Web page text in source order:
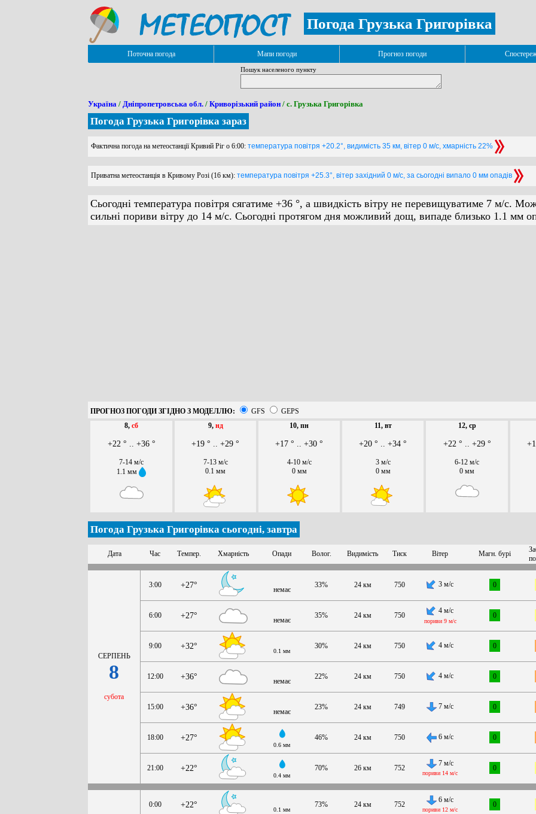
Погода Грузька Григорівка
Поточна погода Мапи погоди Прогноз погоди
Пошук населеного пункту
Україна / Дніпропетровська обл. / Криворізький район / с. Грузька Григорівка
Погода Грузька Григорівка зараз
Фактична погода на метеостанції Кривий Ріг о 6:00: температура повітря +20.2°, видимість 35 км, вітер 0 м/с, хмарність 22%
Приватна метеостанція в Кривому Розі (16 км): температура повітря +25.3°, вітер західний 0 м/с, за сьогодні випало 0 мм опадів
Сьогодні температура повітря сягатиме +36 °, а швидкість вітру не перевищуватиме 7 м/с.
сильні пориви вітру до 14 м/с. Сьогодні протягом дня можливий дощ, випаде близько 1.1 мм
ПРОГНОЗ ПОГОДИ ЗГІДНО З МОДЕЛЛЮ: GFS
GEPS
8, сб
+22 ° .. +36 °
7-14 м/с
1.1 мм
9, нд
+19 ° .. +29 °
7-13 м/с
0.1 мм
10, пн
+17 ° .. +30 °
4-10 м/с
0 мм
11, вт
+20 ° .. +34 °
3 м/с
0 мм
12, ср
+22 ° .. +29 °
6-12 м/с
0 мм
Погода Грузька Григорівка сьогодні, завтра
Дата Час Темпер. Хмарність Опади Волог. Видимість Тиск Вітер Магн. бурі
СЕРПЕНЬ
8
субота
3:00 +27° немає
33% 24 км 750 3 м/с 0
6:00 +27° немає
35% 24 км 750
4 м/с
пориви 9 м/с
0
9:00 +32°
0.1 мм
30% 24 км 750 4 м/с 0
12:00 +36° немає
22% 24 км 750 4 м/с 0
15:00 +36° немає
23% 24 км 749 7 м/с 0
18:00 +27°
0.6 мм
46% 24 км 750 6 м/с 0
21:00 +22°
0.4 мм
70% 26 км 752
7 м/с
пориви 14 м/с
0
0:00 +22°
0.1 мм
73% 24 км 752
6 м/с
пориви 12 м/с
0